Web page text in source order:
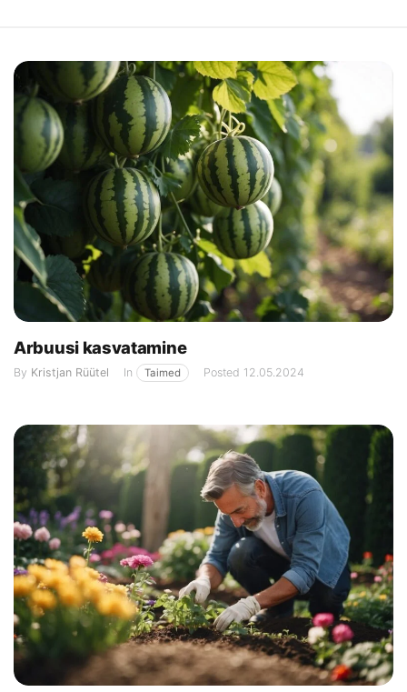
Arbuusi kasvatamine
By Kristjan Rüütel In Taimed Posted 12.05.2024